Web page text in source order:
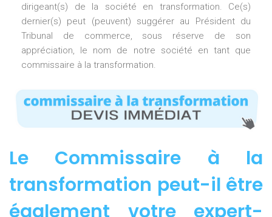
dirigeant(s) de la société en transformation. Ce(s)
dernier(s) peut (peuvent) suggérer au Président du
Tribunal de commerce, sous réserve de son
appréciation, le nom de notre société en tant que
commissaire à la transformation.
Le Commissaire à la
transformation peut-il être
également votre expert-